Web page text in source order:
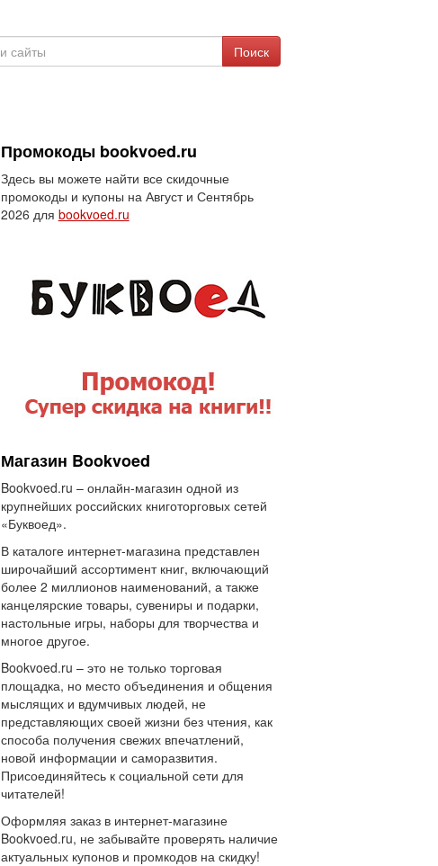
Поиск
Промокоды bookvoed.ru
Здесь вы можете найти все скидочные
промокоды и купоны на Август и Сентябрь
2026 для bookvoed.ru
Магазин Bookvoed
Bookvoed.ru – онлайн-магазин одной из
крупнейших российских книготорговых сетей
«Буквоед».
В каталоге интернет-магазина представлен
широчайший ассортимент книг, включающий
более 2 миллионов наименований, а также
канцелярские товары, сувениры и подарки,
настольные игры, наборы для творчества и
многое другое.
Bookvoed.ru – это не только торговая
площадка, но место объединения и общения
мыслящих и вдумчивых людей, не
представляющих своей жизни без чтения, как
способа получения свежих впечатлений,
новой информации и саморазвития.
Присоединяйтесь к социальной сети для
читателей!
Оформляя заказ в интернет-магазине
Bookvoed.ru, не забывайте проверять наличие
актуальных купонов и промкодов на скидку!